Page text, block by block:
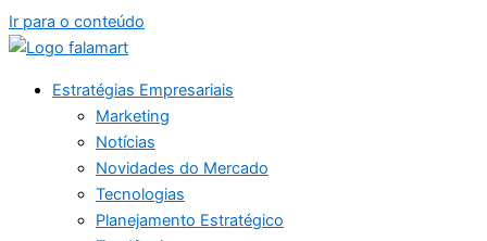
Ir para o conteúdo
Estratégias Empresariais
Marketing
Notícias
Novidades do Mercado
Tecnologias
Planejamento Estratégico